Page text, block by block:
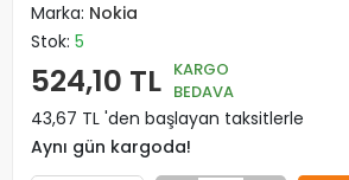
Marka: Nokia
Stok: 5
524,10 TL KARGO
BEDAVA
43,67 TL 'den başlayan taksitlerle
Aynı gün kargoda!